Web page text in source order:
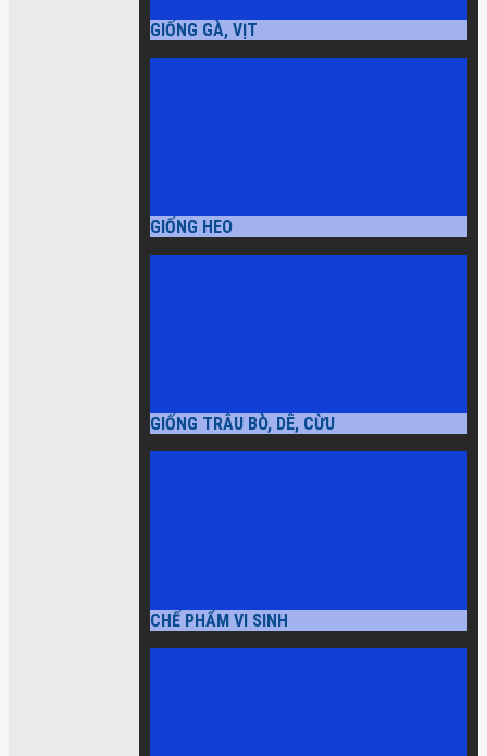
GIỐNG GÀ, VỊT
GIỐNG HEO
GIỐNG TRÂU BÒ, DÊ, CỪU
CHẾ PHẨM VI SINH